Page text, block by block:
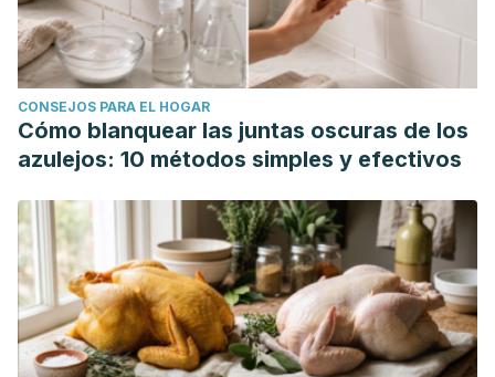
CONSEJOS PARA EL HOGAR
Cómo blanquear las juntas oscuras de los
azulejos: 10 métodos simples y efectivos